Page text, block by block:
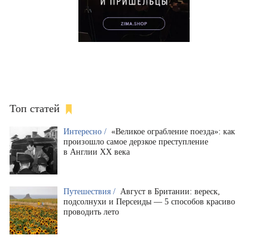
Топ статей
Интересно / «Великое ограбление поезда»: как
произошло самое дерзкое преступление
в Англии XX века
Путешествия / Август в Британии: вереск,
подсолнухи и Персеиды — 5 способов красиво
проводить лето